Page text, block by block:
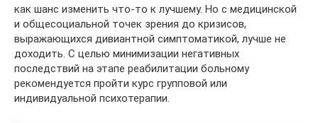
как шанс изменить что-то к лучшему. Но с медицинской
и общесоциальной точек зрения до кризисов,
выражающихся дивиантной симптоматикой, лучше не
доходить. С целью минимизации негативных
последствий на этапе реабилитации больному
рекомендуется пройти курс групповой или
индивидуальной психотерапии.